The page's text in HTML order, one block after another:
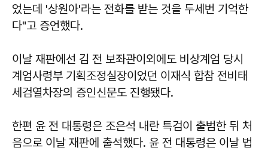
었는데 '상원아'라는 전화를 받는 것을 두세번 기억한
다"고 증언했다.
이날 재판에선 김 전 보좌관이외에도 비상계엄 당시
계엄사령부 기획조정실장이었던 이재식 합참 전비태
세검열차장의 증인신문도 진행됐다.
한편 윤 전 대통령은 조은석 내란 특검이 출범한 뒤 처
음으로 이날 재판에 출석했다. 윤 전 대통령은 이날 법